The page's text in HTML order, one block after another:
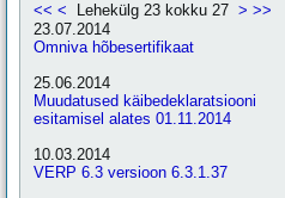
<< < Lehekülg 23 kokku 27 > >>
23.07.2014
Omniva hõbesertifikaat
25.06.2014
Muudatused käibedeklaratsiooni
esitamisel alates 01.11.2014
10.03.2014
VERP 6.3 versioon 6.3.1.37